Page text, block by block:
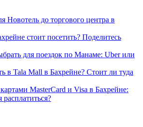
Новотель до торгового центра в
стоит посетить? Поделитесь
для поездок по Манаме: Uber или
в Tala Mall в Бахрейне? Стоит ли туда
MasterCard и Visa в Бахрейне: